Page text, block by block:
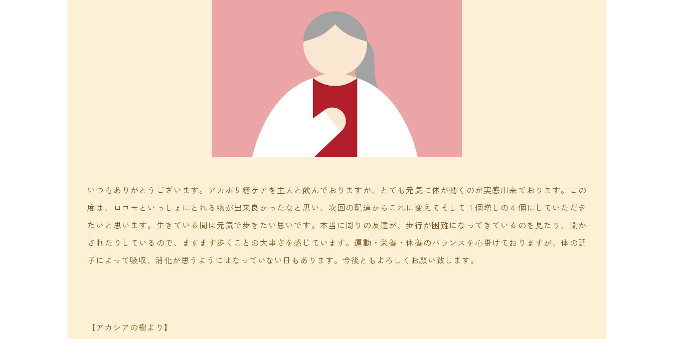
いつもありがとうございます。アカポリ糖ケアを主人と飲んでおりますが、とても元気に体が動くのが実感出来ております。この
度は、ロコモといっしょにとれる物が出来良かったなと思い、次回の配達からこれに変えてそして１個増しの４個にしていただき
たいと思います。生きている間は元気で歩きたい思いです。本当に周りの友達が、歩行が困難になってきているのを見たり、聞か
されたりしているので、ますます歩くことの大事さを感じています。運動・栄養・休養のバランスを心掛けておりますが、体の調
子によって吸収、消化が思うようにはなっていない日もあります。今後ともよろしくお願い致します。
【アカシアの樹より】